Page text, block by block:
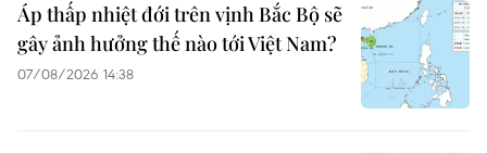
Áp thấp nhiệt đới trên vịnh Bắc Bộ sẽ
gây ảnh hưởng thế nào tới Việt Nam?
07/08/2026 14:38